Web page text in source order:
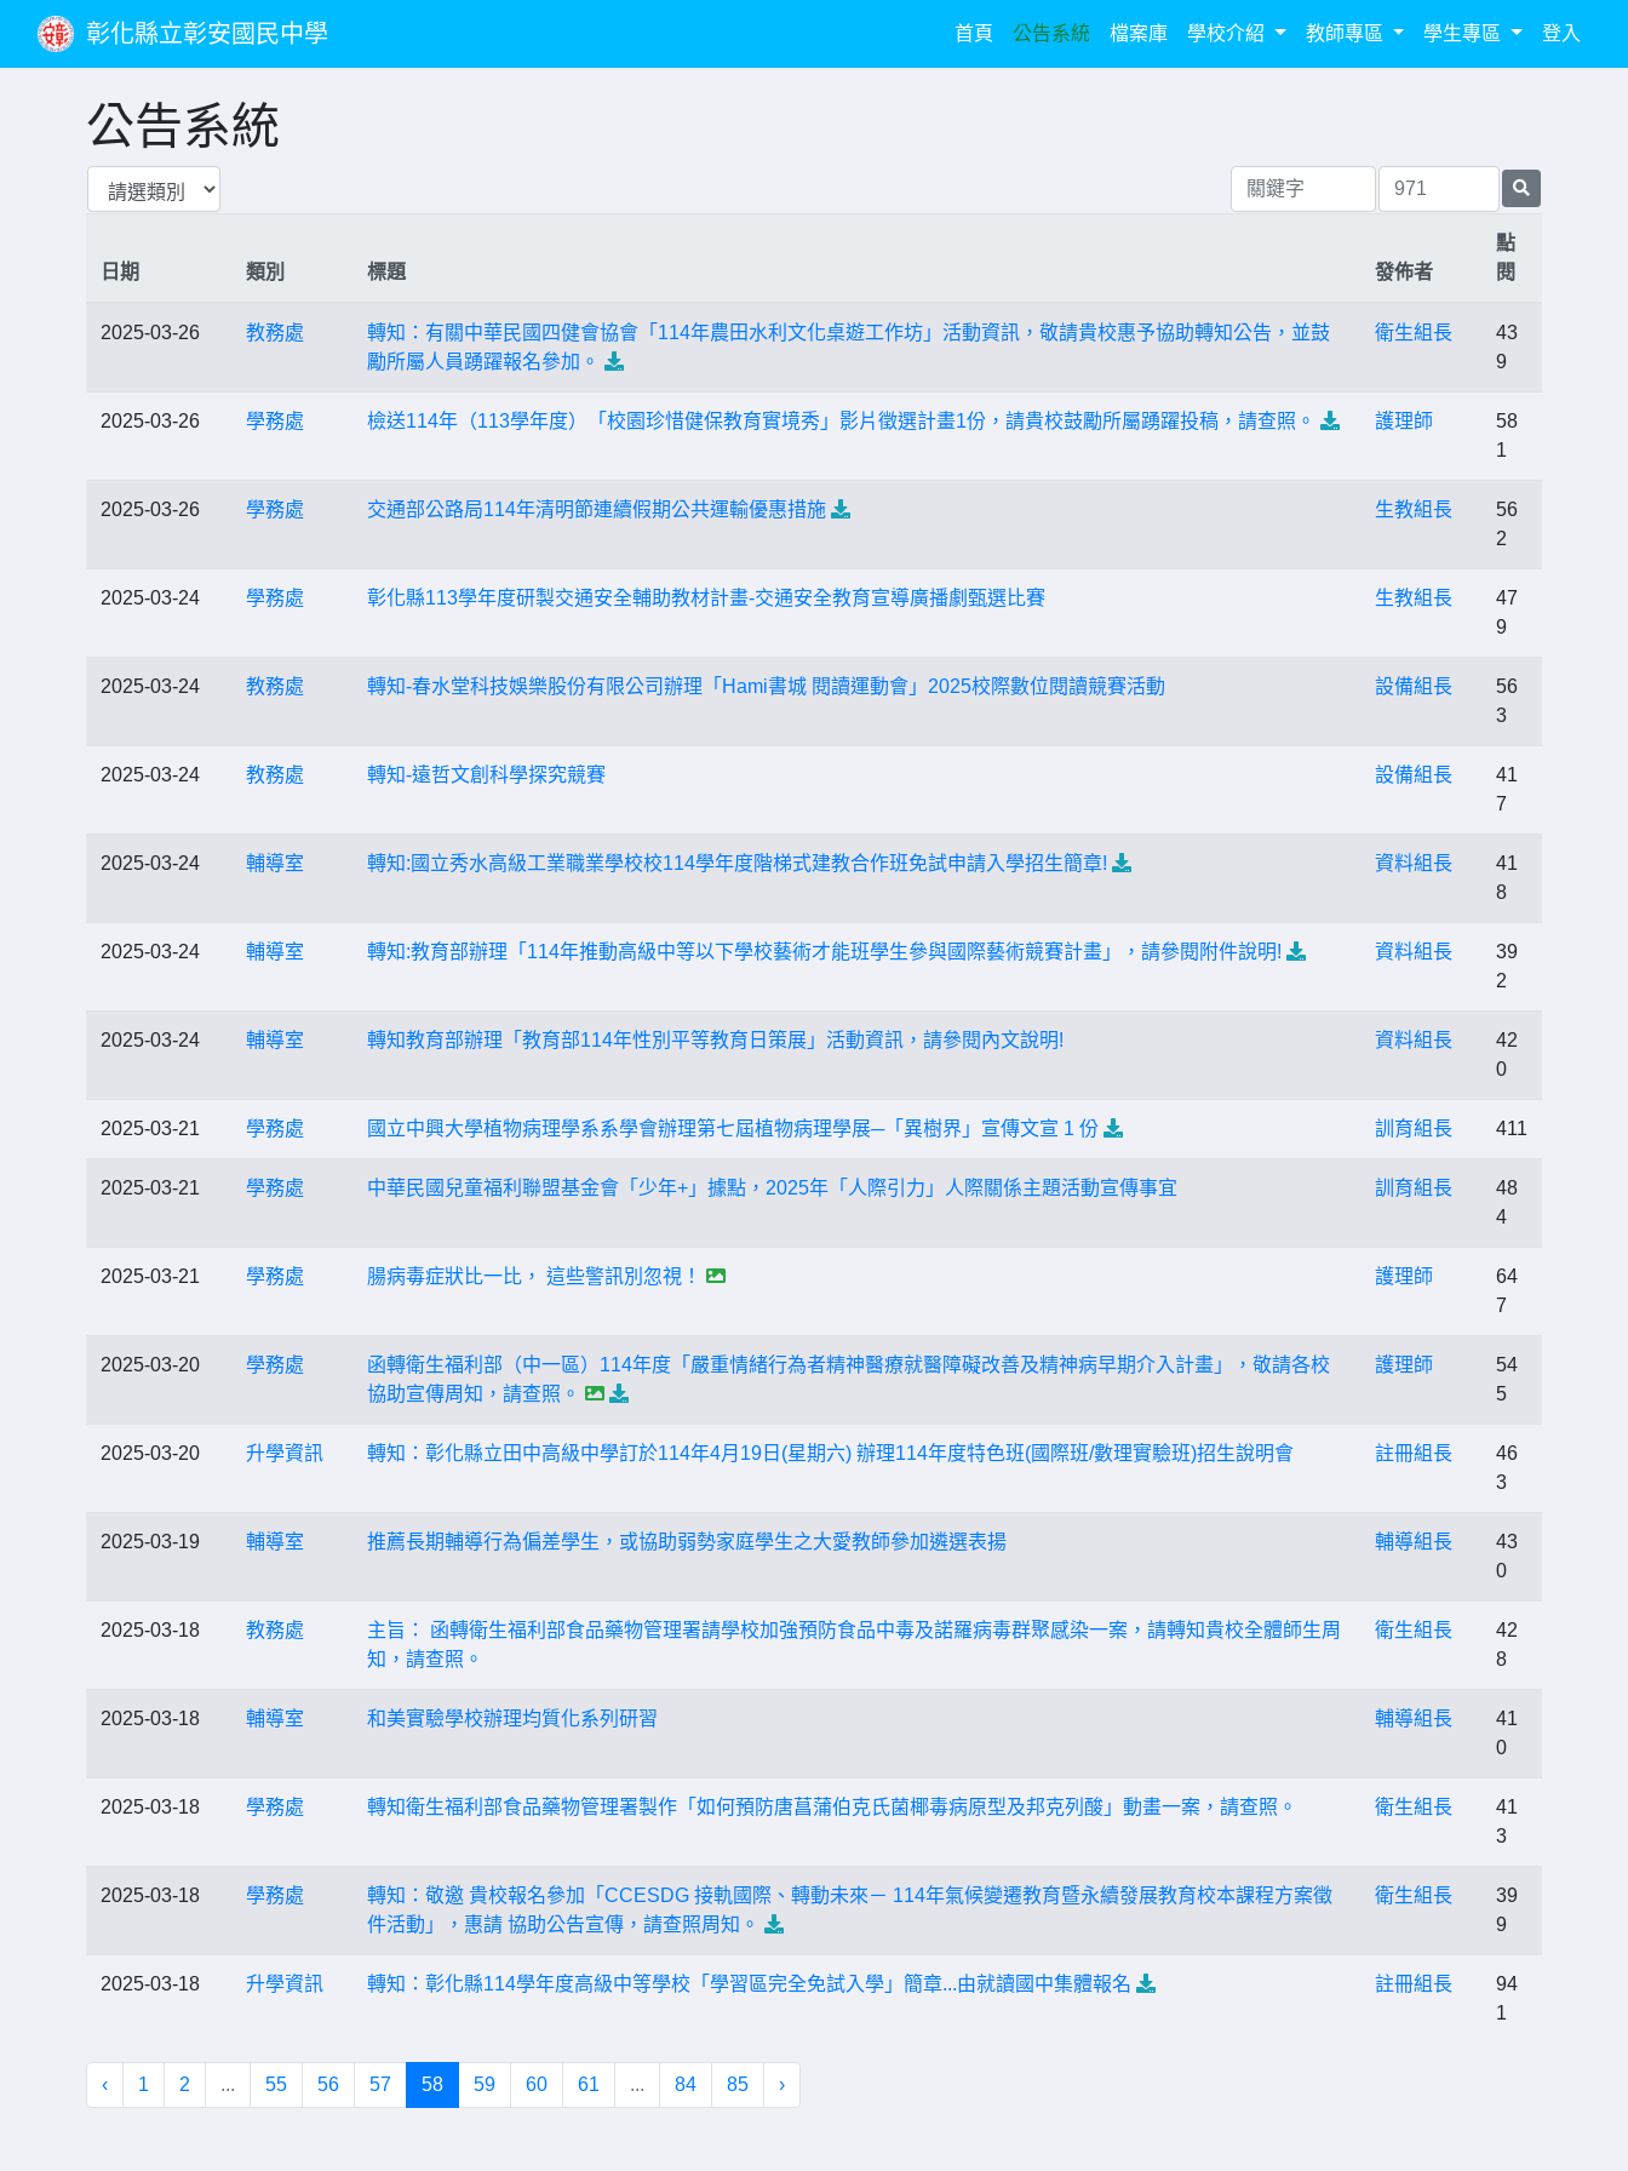
彰化縣立彰安國民中學 首頁(current)
公告系統 檔案庫 學校介紹 教師專區 學生專區 登入
公告系統
日期 類別 標題 發佈者
點
閱
2025-03-26 教務處
轉知：有關中華民國四健會協會「114年農田水利文化桌遊工作坊」活動資訊，敬請貴校惠予協助轉知公告，並鼓
勵所屬人員踴躍報名參加。
衛生組長
43
9
2025-03-26 學務處 檢送114年（113學年度）「校園珍惜健保教育實境秀」影片徵選計畫1份，請貴校鼓勵所屬踴躍投稿，請查照。 護理師
58
1
2025-03-26 學務處 交通部公路局114年清明節連續假期公共運輸優惠措施 生教組長
56
2
2025-03-24 學務處 彰化縣113學年度研製交通安全輔助教材計畫-交通安全教育宣導廣播劇甄選比賽 生教組長
47
9
2025-03-24 教務處 轉知-春水堂科技娛樂股份有限公司辦理「Hami書城 閱讀運動會」2025校際數位閱讀競賽活動 設備組長
56
3
2025-03-24 教務處 轉知-遠哲文創科學探究競賽 設備組長
41
7
2025-03-24 輔導室 轉知:國立秀水高級工業職業學校校114學年度階梯式建教合作班免試申請入學招生簡章! 資料組長
41
8
2025-03-24 輔導室 轉知:教育部辦理「114年推動高級中等以下學校藝術才能班學生參與國際藝術競賽計畫」，請參閱附件說明! 資料組長
39
2
2025-03-24 輔導室 轉知教育部辦理「教育部114年性別平等教育日策展」活動資訊，請參閱內文說明! 資料組長
42
0
2025-03-21 學務處 國立中興大學植物病理學系系學會辦理第七屆植物病理學展─「異樹界」宣傳文宣 1 份 訓育組長 411
2025-03-21 學務處 中華民國兒童福利聯盟基金會「少年+」據點，2025年「人際引力」人際關係主題活動宣傳事宜 訓育組長
48
4
2025-03-21 學務處 腸病毒症狀比一比， 這些警訊別忽視！ 護理師
64
7
2025-03-20 學務處
函轉衛生福利部（中一區）114年度「嚴重情緒行為者精神醫療就醫障礙改善及精神病早期介入計畫」，敬請各校
協助宣傳周知，請查照。
護理師
54
5
2025-03-20 升學資訊 轉知：彰化縣立田中高級中學訂於114年4月19日(星期六) 辦理114年度特色班(國際班/數理實驗班)招生說明會 註冊組長
46
3
2025-03-19 輔導室 推薦長期輔導行為偏差學生，或協助弱勢家庭學生之大愛教師參加遴選表揚 輔導組長
43
0
2025-03-18 教務處
主旨： 函轉衛生福利部食品藥物管理署請學校加強預防食品中毒及諾羅病毒群聚感染一案，請轉知貴校全體師生周
知，請查照。
衛生組長
42
8
2025-03-18 輔導室 和美實驗學校辦理均質化系列研習 輔導組長
41
0
2025-03-18 學務處 轉知衛生福利部食品藥物管理署製作「如何預防唐菖蒲伯克氏菌椰毒病原型及邦克列酸」動畫一案，請查照。 衛生組長
41
3
2025-03-18 學務處
轉知：敬邀 貴校報名參加「CCESDG 接軌國際、轉動未來－ 114年氣候變遷教育暨永續發展教育校本課程方案徵
件活動」，惠請 協助公告宣傳，請查照周知。
衛生組長
39
9
2025-03-18 升學資訊 轉知：彰化縣114學年度高級中等學校「學習區完全免試入學」簡章...由就讀國中集體報名 註冊組長
94
1
‹ 1 2 ... 55 56 57 58 59 60 61 ... 84 85 ›